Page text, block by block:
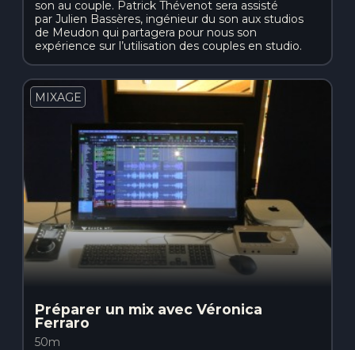
son au couple. Patrick Thévenot sera assisté
par Julien Bassères, ingénieur du son aux studios
de Meudon qui partagera pour nous son
expérience sur l’utilisation des couples en studio.
MIXAGE
Préparer un mix avec Véronica
Ferraro
50m